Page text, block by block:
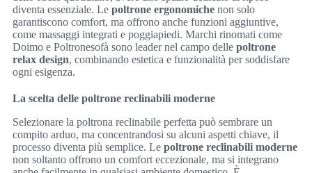
diventa essenziale. Le poltrone ergonomiche non solo
garantiscono comfort, ma offrono anche funzioni aggiuntive,
come massaggi integrati e poggiapiedi. Marchi rinomati come
Doimo e Poltronesofà sono leader nel campo delle poltrone
relax design, combinando estetica e funzionalità per soddisfare
ogni esigenza.
La scelta delle poltrone reclinabili moderne
Selezionare la poltrona reclinabile perfetta può sembrare un
compito arduo, ma concentrandosi su alcuni aspetti chiave, il
processo diventa più semplice. Le poltrone reclinabili moderne
non soltanto offrono un comfort eccezionale, ma si integrano